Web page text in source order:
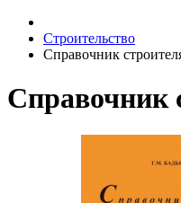
Строительство
Справочник
Справочник